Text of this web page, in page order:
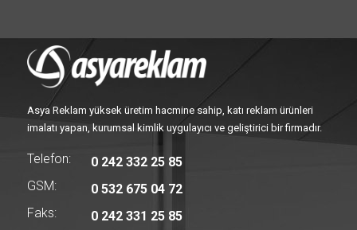
Asya Reklam yüksek üretim hacmine sahip, katı reklam ürünleri
imalatı yapan, kurumsal kimlik uygulayıcı ve geliştirici bir firmadır.
Telefon:
0 242 332 25 85
GSM:
0 532 675 04 72
Faks:
0 242 331 25 85